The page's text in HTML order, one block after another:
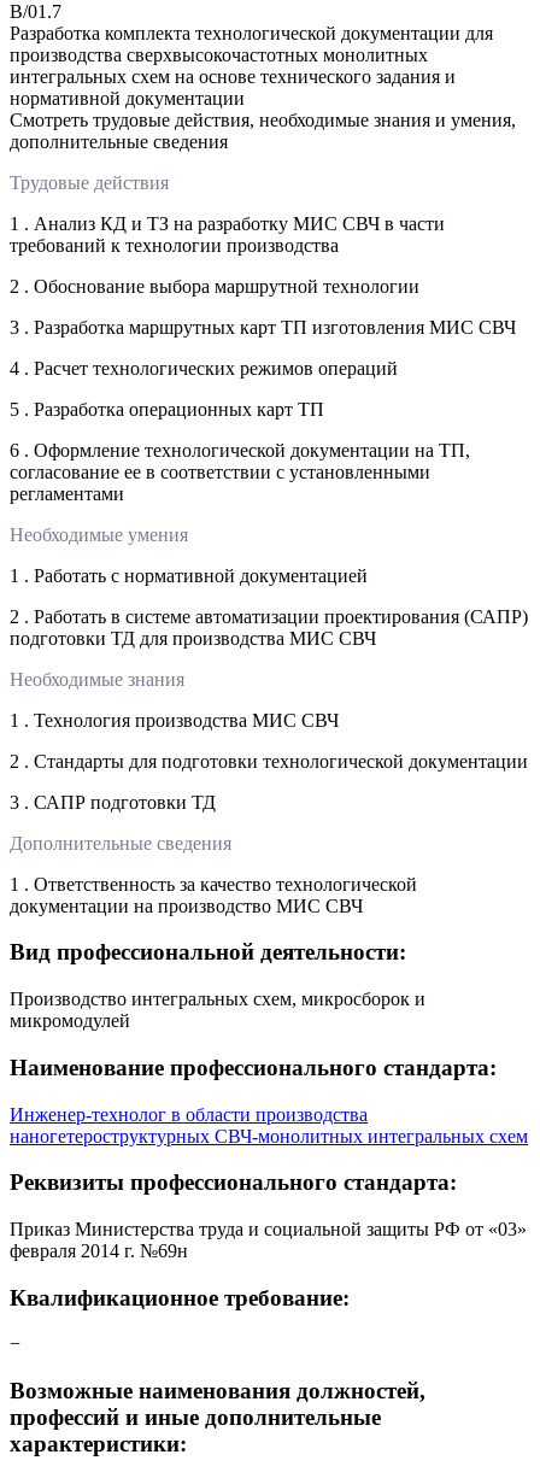
B/01.7
Разработка комплекта технологической документации для
производства сверхвысокочастотных монолитных
интегральных схем на основе технического задания и
нормативной документации
Смотреть трудовые действия, необходимые знания и умения,
дополнительные сведения
Трудовые действия
1 . Анализ КД и ТЗ на разработку МИС СВЧ в части
требований к технологии производства
2 . Обоснование выбора маршрутной технологии
3 . Разработка маршрутных карт ТП изготовления МИС СВЧ
4 . Расчет технологических режимов операций
5 . Разработка операционных карт ТП
6 . Оформление технологической документации на ТП,
согласование ее в соответствии с установленными
регламентами
Необходимые умения
1 . Работать с нормативной документацией
2 . Работать в системе автоматизации проектирования (САПР)
подготовки ТД для производства МИС СВЧ
Необходимые знания
1 . Технология производства МИС СВЧ
2 . Стандарты для подготовки технологической документации
3 . САПР подготовки ТД
Дополнительные сведения
1 . Ответственность за качество технологической
документации на производство МИС СВЧ
Вид профессиональной деятельности:
Производство интегральных схем, микросборок и
микромодулей
Наименование профессионального стандарта:
Инженер-технолог в области производства
наногетероструктурных СВЧ-монолитных интегральных схем
Реквизиты профессионального стандарта:
Приказ Министерства труда и социальной защиты РФ от «03»
февраля 2014 г. №69н
Квалификационное требование:
−
Возможные наименования должностей,
профессий и иные дополнительные
характеристики: